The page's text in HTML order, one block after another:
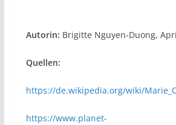
Autorin: Brigitte Nguyen-Duong,
Quellen:
https://de.wikipedia.org/wiki/
https://www.planet-